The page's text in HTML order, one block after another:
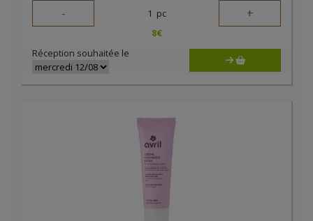
- 1 pc +
8€
Réception souhaitée le